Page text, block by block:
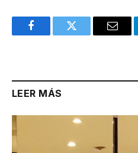
FacebookTwitter Email
LEER MÁS